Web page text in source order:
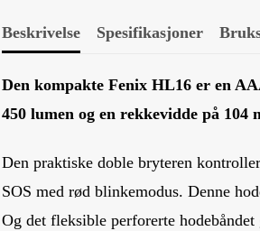
Beskrivelse Spesifikasjoner
Den kompakte Fenix HL16 er en
450 lumen og en rekkevidde på 104
Den praktiske doble bryteren
SOS med rød blinkemodus. Denne
Og det fleksible perforerte